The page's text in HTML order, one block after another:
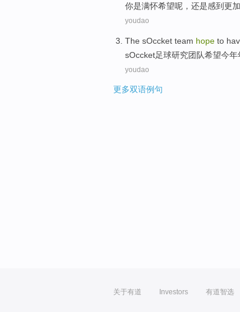
你是满怀希望呢， 还是感到更加
youdao
The sOccket team hope to
sOccket足球研究团队希望今年
youdao
更多双语例句
关于有道 Investors 有道智选